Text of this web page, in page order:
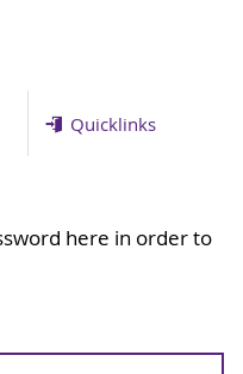
Quicklinks
here in order to